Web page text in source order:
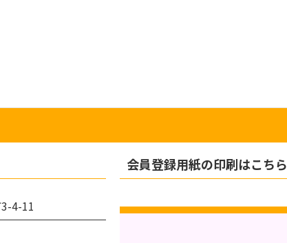
4-11
会員登録用紙の印刷はこちら